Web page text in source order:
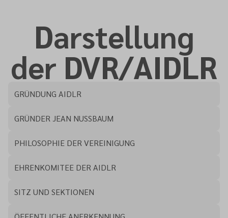
Darstellung
der DVR/AIDLR
GRÜNDUNG AIDLR
GRÜNDER JEAN NUSSBAUM
PHILOSOPHIE DER VEREINIGUNG
EHRENKOMITEE DER AIDLR
SITZ UND SEKTIONEN